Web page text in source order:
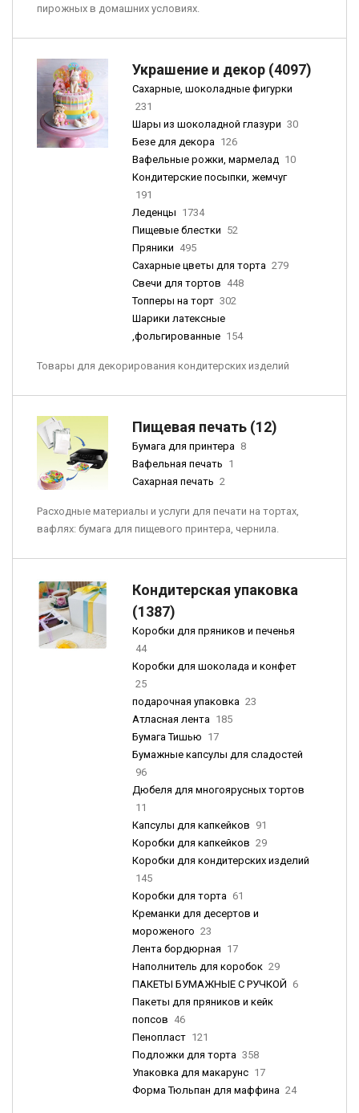
пирожных в домашних условиях.
Украшение и декор (4097)
Сахарные, шоколадные фигурки
231
Шары из шоколадной глазури 30
Безе для декора 126
Вафельные рожки, мармелад 10
Кондитерские посыпки, жемчуг
191
Леденцы 1734
Пищевые блестки 52
Пряники 495
Сахарные цветы для торта 279
Свечи для тортов 448
Топперы на торт 302
Шарики латексные
,фольгированные 154
Товары для декорирования кондитерских изделий
Пищевая печать (12)
Бумага для принтера 8
Вафельная печать 1
Сахарная печать 2
Расходные материалы и услуги для печати на тортах,
вафлях: бумага для пищевого принтера, чернила.
Кондитерская упаковка
(1387)
Коробки для пряников и печенья
44
Коробки для шоколада и конфет
25
подарочная упаковка 23
Атласная лента 185
Бумага Тишью 17
Бумажные капсулы для сладостей
96
Дюбеля для многоярусных тортов
11
Капсулы для капкейков 91
Коробки для капкейков 29
Коробки для кондитерских изделий
145
Коробки для торта 61
Креманки для десертов и
мороженого 23
Лента бордюрная 17
Наполнитель для коробок 29
ПАКЕТЫ БУМАЖНЫЕ С РУЧКОЙ 6
Пакеты для пряников и кейк
попсов 46
Пенопласт 121
Подложки для торта 358
Упаковка для макарунс 17
Форма Тюльпан для маффина 24